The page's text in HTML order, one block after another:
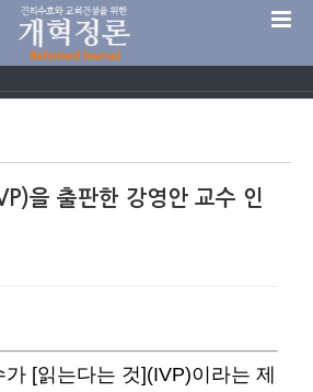
을 출판한 강영안 교수 인
[읽는다는 것](IVP)이라는 제
스케치북5
스케치북5